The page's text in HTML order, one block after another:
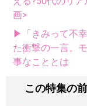
画>
▶「きみって不
た衝撃の一言。
事なこととは
この特集の